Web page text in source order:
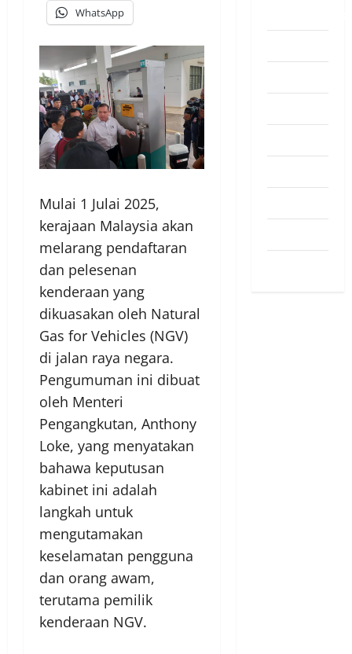
WhatsApp
Mulai 1 Julai 2025,
kerajaan Malaysia akan
melarang pendaftaran
dan pelesenan
kenderaan yang
dikuasakan oleh Natural
Gas for Vehicles (NGV)
di jalan raya negara.
Pengumuman ini dibuat
oleh Menteri
Pengangkutan, Anthony
Loke, yang menyatakan
bahawa keputusan
kabinet ini adalah
langkah untuk
mengutamakan
keselamatan pengguna
dan orang awam,
terutama pemilik
kenderaan NGV.